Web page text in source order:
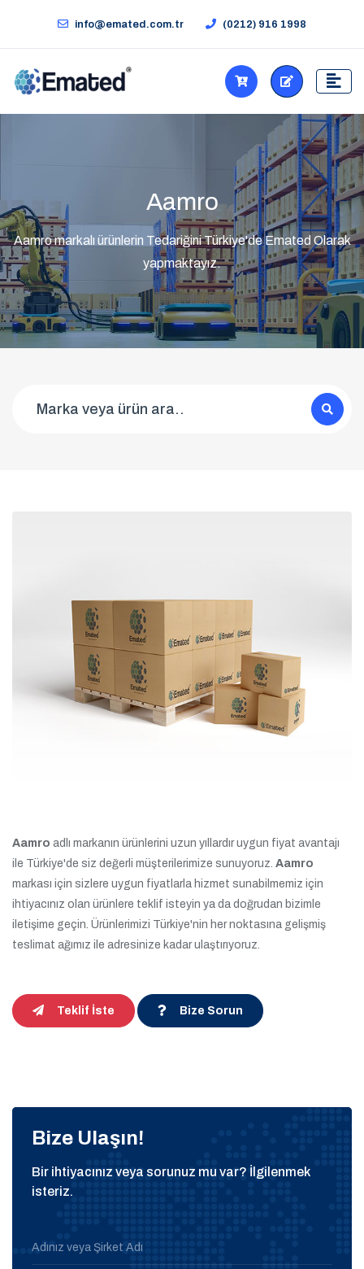
info@emated.com.tr (0212) 916 1998
Aamro
Aamro markalı ürünlerin Tedariğini Türkiye'de Emated Olarak
yapmaktayız.
Aamro adlı markanın ürünlerini uzun yıllardır uygun fiyat avantajı
ile Türkiye'de siz değerli müşterilerimize sunuyoruz. Aamro
markası için sizlere uygun fiyatlarla hizmet sunabilmemiz için
ihtiyacınız olan ürünlere teklif isteyin ya da doğrudan bizimle
iletişime geçin. Ürünlerimizi Türkiye'nin her noktasına gelişmiş
teslimat ağımız ile adresinize kadar ulaştırıyoruz.
Teklif İste Bize Sorun
Bize Ulaşın!
Bir ihtiyacınız veya sorunuz mu var? İlgilenmek
isteriz.
Adınız veya Şirket Adı